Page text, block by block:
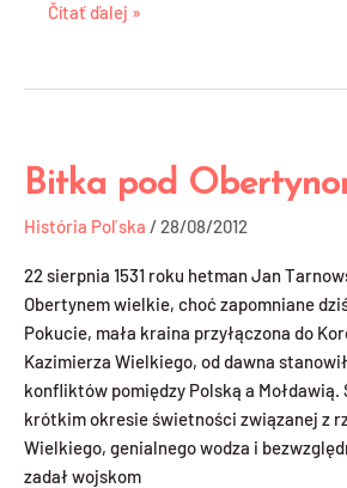
Čítať ďalej »
Bitka pod
História Poľska /28/08/2012
22 sierpnia 1531 roku hetman Jan
Obertynem wielkie, choć zapomniane
Pokucie, mała kraina przyłączona do
Kazimierza Wielkiego, od dawna
konfliktów pomiędzy Polską a Mołdawią.
krótkim okresie świetności związanej z
Wielkiego, genialnego wodza i
zadał wojskom
Bitka
Obertynom